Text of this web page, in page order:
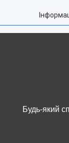
Будь-який